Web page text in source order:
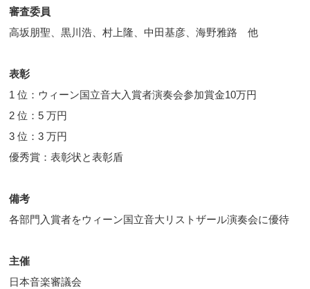
審査委員
高坂朋聖、黒川浩、村上隆、中田基彦、海野雅路 他
表彰
1 位：ウィーン国立音大入賞者演奏会参加賞金10万円
2 位：5 万円
3 位：3 万円
優秀賞：表彰状と表彰盾
備考
各部門入賞者をウィーン国立音大リストザール演奏会に優待
主催
日本音楽審議会